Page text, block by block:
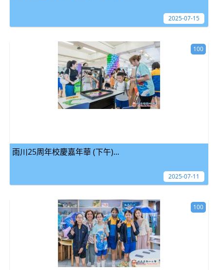
2025-07-15
雨川25周年校慶嘉年華 (下午)...
100
2025-07-11
100